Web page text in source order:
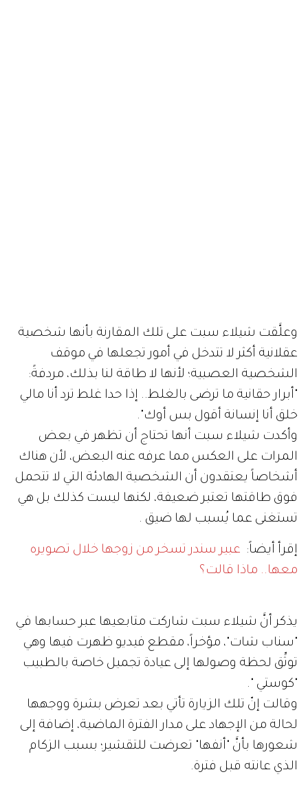
وعلَّقت شيلاء سبت على تلك المقارنة بأنها شخصية
عقلانية أكثر لا تتدخل في أمور تجعلها في موقف
الشخصية العصبية؛ لأنها لا طاقة لنا بذلك، مردفةً:
"أبرار حقانية ما ترضى بالغلط.. إذا حدا غلط ترد أنا مالي
خلق أنا إنسانة أقول بس أوك".
وأكدت شيلاء سبت أنها تحتاج أن تظهر في بعض
المرات على العكس مما عرفه عنه البعض، لأن هناك
أشخاصاً يعتقدون أن الشخصية الهادئة التي لا تتحمل
فوق طاقتها تعتبر ضعيفة، لكنها ليست كذلك بل هي
تستغنى عما يُسبب لها ضيق .
إقرأ أيضاً: عبير سندر تسخر من زوجها خلال تصويره
معها.. ماذا قالت؟
يذكر أنَّ شيلاء سبت شاركت متابعيها عبر حسابها في
"سناب شات"، مؤخراً، مقطع فيديو ظهرت فيها وهي
توثِّق لحظة وصولها إلى عيادة تجميل خاصة بالطبيب
"كوستي ".
وقالت إنّ تلك الزيارة تأتي بعد تعرض بشرة ووجهها
لحالة من الإجهاد على مدار الفترة الماضية، إضافة إلى
شعورها بأنَّ "أنفها" تعرضت للتقشير؛ بسبب الزكام
الذي عانته قبل فترة.